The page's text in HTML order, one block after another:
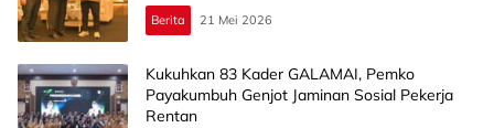
Berita 21 Mei 2026
Kukuhkan 83 Kader GALAMAI, Pemko
Payakumbuh Genjot Jaminan Sosial Pekerja
Rentan